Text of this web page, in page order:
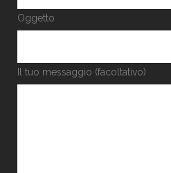
Oggetto
Il tuo messaggio (facoltativo)